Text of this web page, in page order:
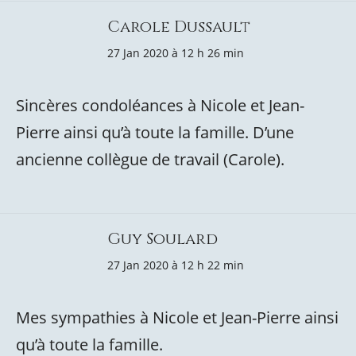
Carole Dussault
27 Jan 2020 à 12 h 26 min
Sincères condoléances à Nicole et Jean-
Pierre ainsi qu’à toute la famille. D’une
ancienne collègue de travail (Carole).
Guy Soulard
27 Jan 2020 à 12 h 22 min
Mes sympathies à Nicole et Jean-Pierre ainsi
qu’à toute la famille.